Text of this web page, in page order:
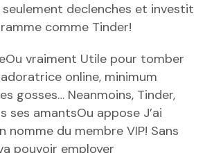
declenches et investit
comme Tinder!
vraiment Utile pour tomber
online, minimum
gosses… Neanmoins, Tinder,
ses amantsOu appose J’ai
nomme du membre VIP! Sans
pouvoir employer